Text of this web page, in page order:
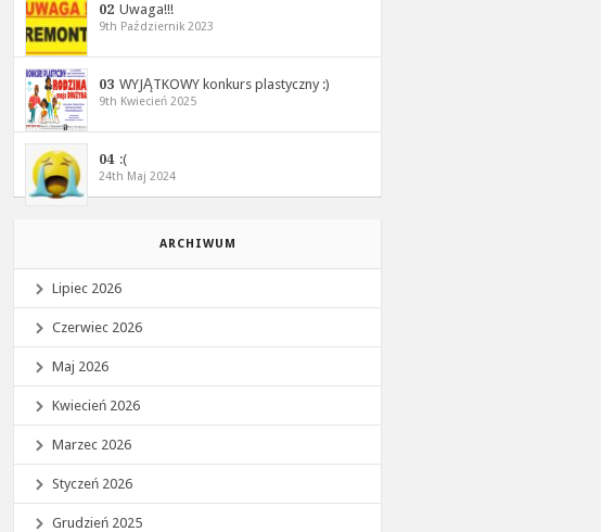
02 Uwaga!!!
9th Październik 2023
03 WYJĄTKOWY konkurs plastyczny :)
9th Kwiecień 2025
04 :(
24th Maj 2024
ARCHIWUM
Lipiec 2026
Czerwiec 2026
Maj 2026
Kwiecień 2026
Marzec 2026
Styczeń 2026
Grudzień 2025